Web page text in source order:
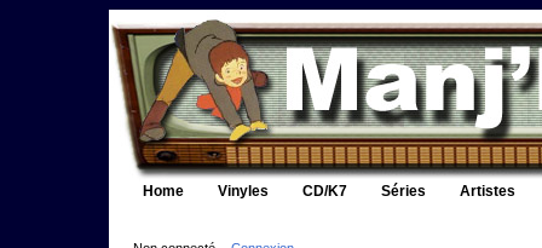
Home Vinyles CD/K7 Séries Artistes